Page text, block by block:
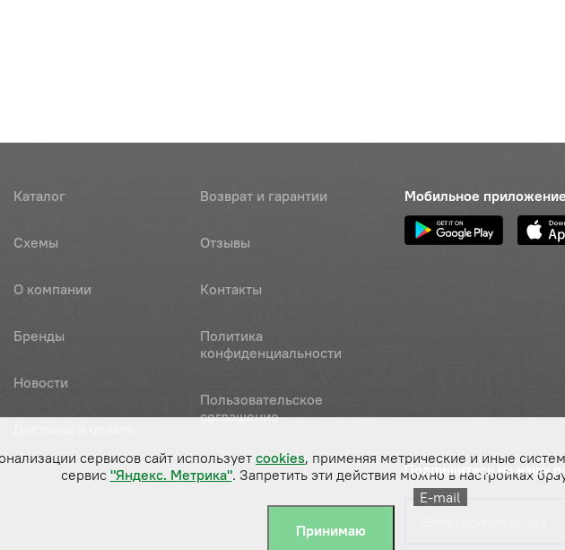
Каталог
Схемы
О компании
Бренды
Новости
Возврат и гарантии
Отзывы
Контакты
Политика
конфиденциальности
Пользовательское
соглашение
Мобильное приложение
Подпишитесь на нашу
E-mail
сервисов сайт использует cookies, применяя метрические и иные
сервис "Яндекс. Метрика". Запретить эти действия можно в настройках
Принимаю